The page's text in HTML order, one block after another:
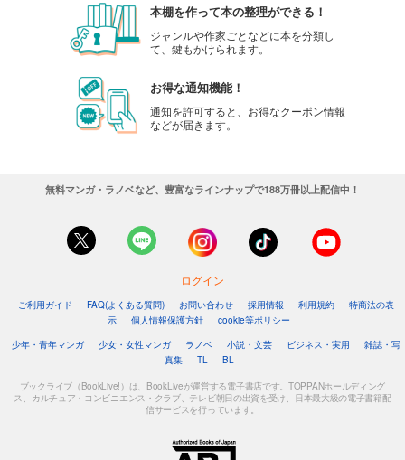
本棚を作って本の整理ができる！
ジャンルや作家ごとなどに本を分類し
て、鍵もかけられます。
お得な通知機能！
通知を許可すると、お得なクーポン情報
などが届きます。
無料マンガ・ラノベなど、豊富なラインナップで188万冊以上配信中！
ログイン
ご利用ガイド FAQ(よくある質問) お問い合わせ 採用情報 利用規約
特商法の表
示
個人情報保護方針
cookie等ポリシー
少年・青年マンガ
少女・女性マンガ ラノベ 小説・文芸 ビジネス・実用
雑誌・写
真集
TL BL
ブックライブ（BookLive!）は、BookLiveが運営する電子書店です。TOPPANホールディング
ス、カルチュア・コンビニエンス・クラブ、テレビ朝日の出資を受け、日本最大級の電子書籍配
信サービスを行っています。